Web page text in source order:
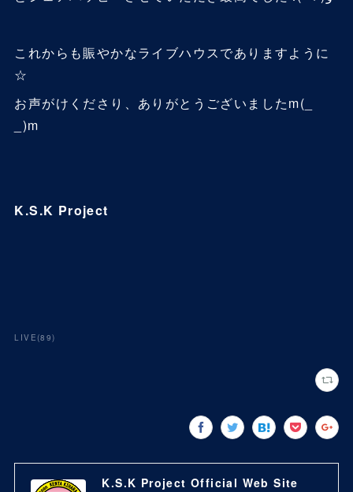
これからも賑やかなライブハウスでありますように
☆
お声がけくださり、ありがとうございましたm(_
_)m
K.S.K Project
LIVE(89)
K.S.K Project Official Web Site